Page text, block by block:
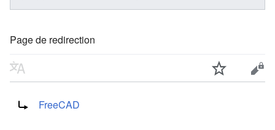
Page de redirection
FreeCAD